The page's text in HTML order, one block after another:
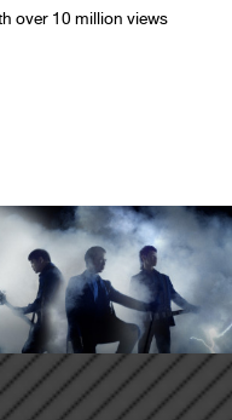
over 10 million views